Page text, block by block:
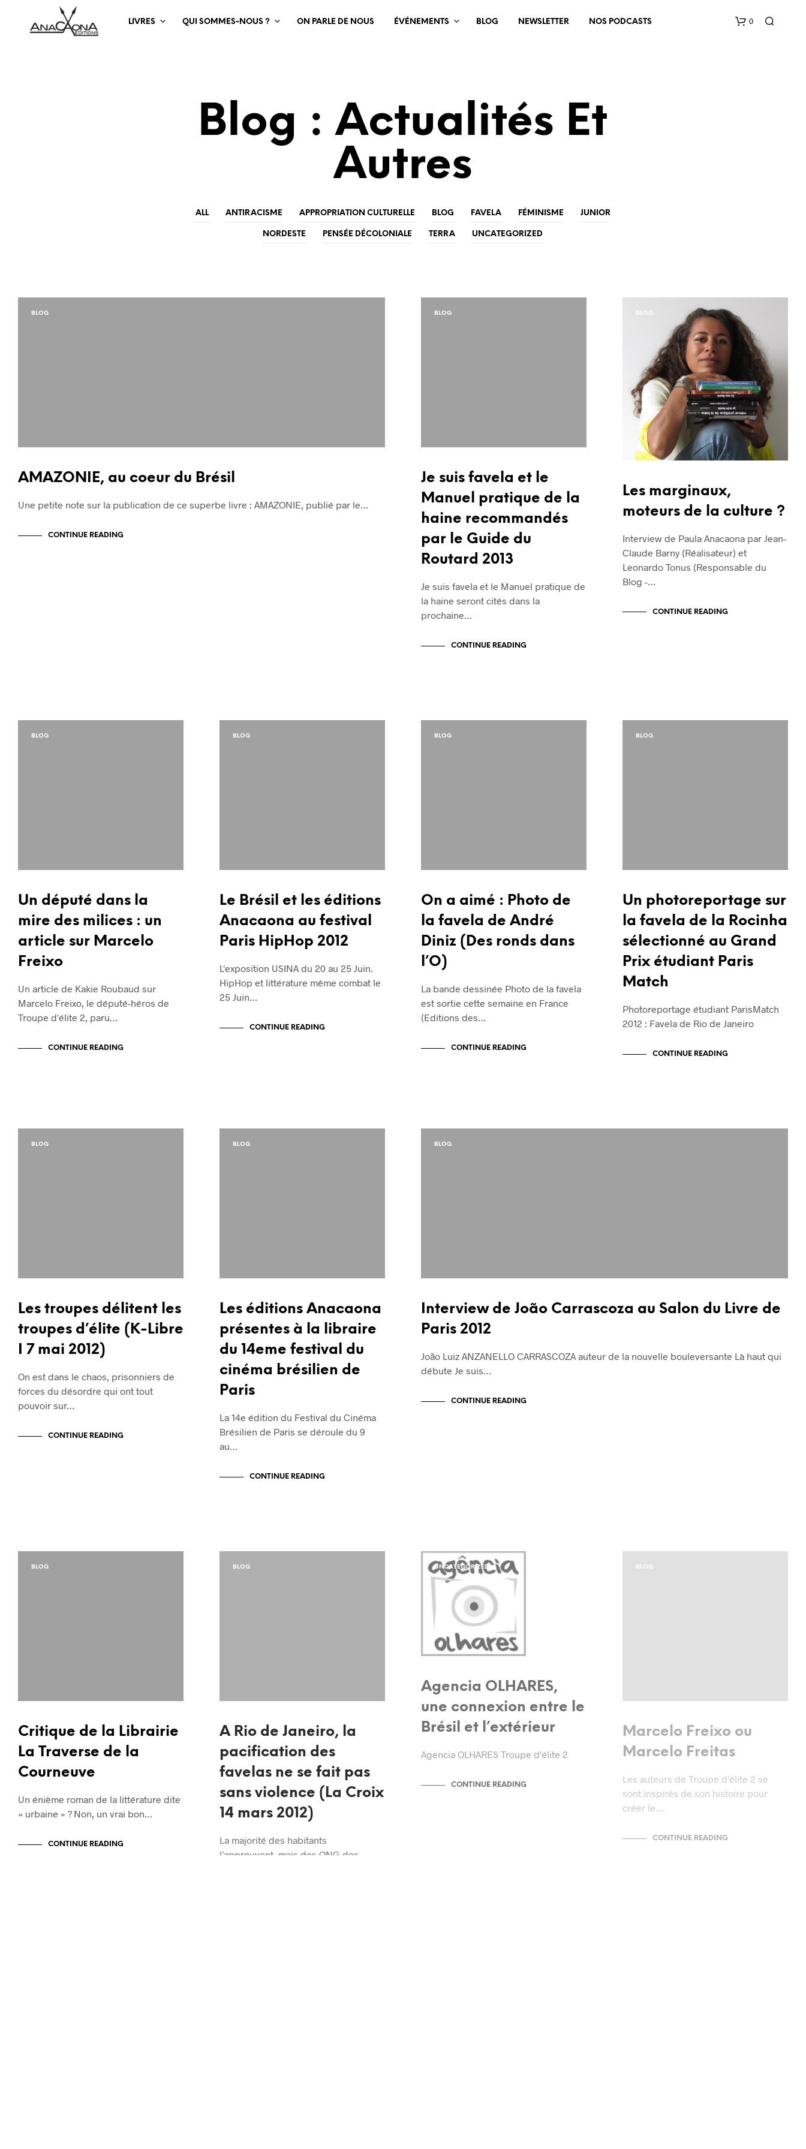
LIVRES QUI SOMMES-NOUS ? ON PARLE DE NOUS ÉVÉNEMENTS BLOG NEWSLETTER NOS PODCASTS 0
E
.
Blog : Actualités Et
Autres
ALL ANTIRACISME APPROPRIATION CULTURELLE BLOG FAVELA FÉMINISME JUNIOR
NORDESTE PENSÉE DÉCOLONIALE TERRA UNCATEGORIZED
BLOG
AMAZONIE, au coeur du Brésil
Une petite note sur la publication de ce superbe livre : AMAZONIE, publié par le…
CONTINUE READING
BLOG
Je suis favela et le
Manuel pratique de la
haine recommandés
par le Guide du
Routard 2013
Je suis favela et le Manuel pratique de
la haine seront cités dans la
prochaine…
CONTINUE READING
BLOG
Les marginaux,
moteurs de la culture ?
Interview de Paula Anacaona par Jean-
Claude Barny (Réalisateur) et
Leonardo Tonus (Responsable du
Blog -…
CONTINUE READING
BLOG
Un député dans la
mire des milices : un
article sur Marcelo
Freixo
Un article de Kakie Roubaud sur
Marcelo Freixo, le député-héros de
Troupe d'élite 2, paru…
CONTINUE READING
BLOG
Le Brésil et les éditions
Anacaona au festival
Paris HipHop 2012
L'exposition USINA du 20 au 25 Juin.
HipHop et littérature même combat le
25 Juin…
CONTINUE READING
BLOG
On a aimé : Photo de
la favela de André
Diniz (Des ronds dans
l’O)
La bande dessinée Photo de la favela
est sortie cette semaine en France
(Editions des…
CONTINUE READING
BLOG
Un photoreportage sur
la favela de la Rocinha
sélectionné au Grand
Prix étudiant Paris
Match
Photoreportage étudiant ParisMatch
2012 : Favela de Rio de Janeiro
CONTINUE READING
BLOG
Les troupes délitent les
troupes d’élite (K-Libre
I 7 mai 2012)
On est dans le chaos, prisonniers de
forces du désordre qui ont tout
pouvoir sur…
CONTINUE READING
BLOG
Les éditions Anacaona
présentes à la libraire
du 14eme festival du
cinéma brésilien de
Paris
La 14e édition du Festival du Cinéma
Brésilien de Paris se déroule du 9
au…
CONTINUE READING
BLOG
Interview de João Carrascoza au Salon du Livre de
Paris 2012
João Luiz ANZANELLO CARRASCOZA auteur de la nouvelle bouleversante Là haut qui
débute Je suis…
CONTINUE READING
BLOG
Critique de la Librairie
La Traverse de la
Courneuve
Un énième roman de la littérature dite
« urbaine » ? Non, un vrai bon…
CONTINUE READING
BLOG
A Rio de Janeiro, la
pacification des
favelas ne se fait pas
sans violence (La Croix
14 mars 2012)
La majorité des habitants
l’approuvent, mais des ONG des
UNCATEGORIZED
Agencia OLHARES,
une connexion entre le
Brésil et l’extérieur
Agencia OLHARES Troupe d'élite 2
CONTINUE READING
BLOG
Marcelo Freixo ou
Marcelo Freitas
Les auteurs de Troupe d'élite 2 se
sont inspirés de son histoire pour
créer le…
CONTINUE READING